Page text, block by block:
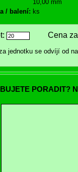
10,00 mm
/ balení: ks
Cena za
jednotku se odvíjí od
PORADIT?